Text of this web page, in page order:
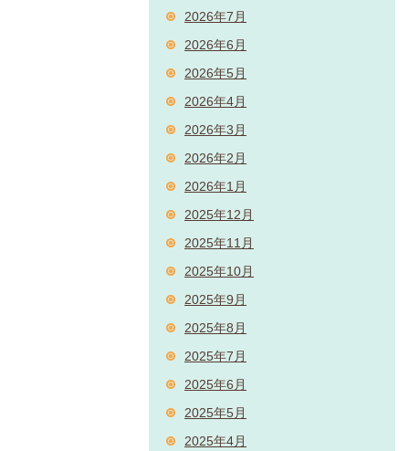
2026年7月
2026年6月
2026年5月
2026年4月
2026年3月
2026年2月
2026年1月
2025年12月
2025年11月
2025年10月
2025年9月
2025年8月
2025年7月
2025年6月
2025年5月
2025年4月